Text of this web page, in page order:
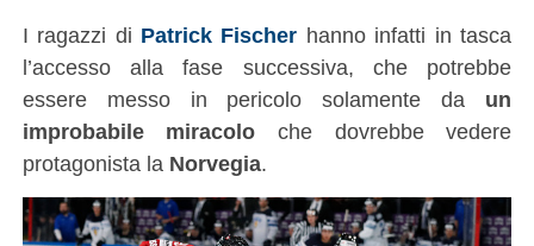
I ragazzi di Patrick Fischer hanno infatti in tasca
l’accesso alla fase successiva, che potrebbe
essere messo in pericolo solamente da un
improbabile miracolo che dovrebbe vedere
protagonista la Norvegia.